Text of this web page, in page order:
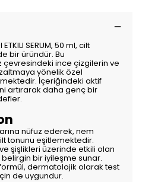
ETKILI SERUM, 50 ml, cilt
bir üründür. Bu
ince çizgilerin ve
yönelik özel
İçeriğindeki aktif
artırarak daha genç bir
nüfuz ederek, nem
tonunu eşitlemektedir.
şişlikleri üzerinde etkili olan
bir iyileşme sunar.
formül, dermatolojik olarak test
de uygundur.